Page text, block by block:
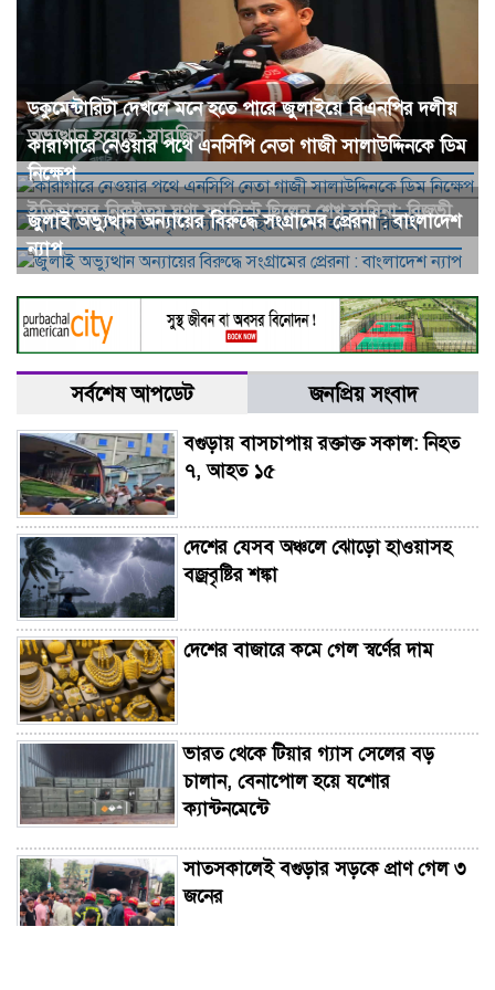
ডকুমেন্টারিটা দেখলে মনে হতে পারে জুলাইয়ে বিএনপির দলীয়
অভ্যুত্থান হয়েছে: সারজিস
কারাগারে নেওয়ার পথে এনসিপি নেতা গাজী সালাউদ্দিনকে ডিম
নিক্ষেপ
ইতিহাসের নিকৃষ্টতম ঘৃণ্য ফ্যাসিস্ট ছিলেন শেখ হাসিনা: রিজভী
জুলাই অভ্যুত্থান অন্যায়ের বিরুদ্ধে সংগ্রামের প্রেরনা : বাংলাদেশ
ন্যাপ
সর্বশেষ আপডেট জনপ্রিয় সংবাদ
বগুড়ায় বাসচাপায় রক্তাক্ত সকাল: নিহত
৭, আহত ১৫
দেশের যেসব অঞ্চলে ঝোড়ো হাওয়াসহ
বজ্রবৃষ্টির শঙ্কা
দেশের বাজারে কমে গেল স্বর্ণের দাম
ভারত থেকে টিয়ার গ্যাস সেলের বড়
চালান, বেনাপোল হয়ে যশোর
ক্যান্টনমেন্টে
সাতসকালেই বগুড়ার সড়কে প্রাণ গেল ৩
জনের